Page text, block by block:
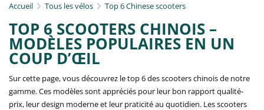
Accueil
Tous les vélos Top 6 Chinese scooters
TOP 6 SCOOTERS CHINOIS –
MODÈLES POPULAIRES EN UN
COUP D’ŒIL
Sur cette page, vous découvrez le top 6 des scooters chinois de notre
gamme. Ces modèles sont appréciés pour leur bon rapport qualité-
prix, leur design moderne et leur praticité au quotidien. Les scooters